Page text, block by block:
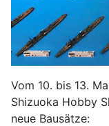
Vom 10. bis 13.
Shizuoka Hobby
neue Bausätze: